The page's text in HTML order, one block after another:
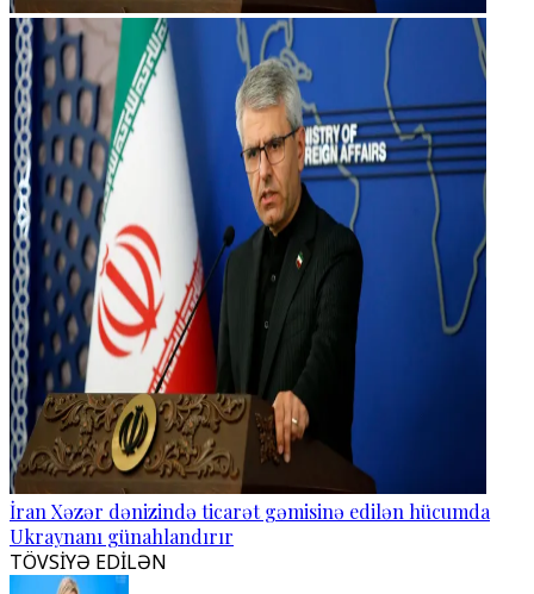
İran Xəzər dənizində ticarət gəmisinə edilən hücumda
Ukraynanı günahlandırır
TÖVSİYƏ EDİLƏN